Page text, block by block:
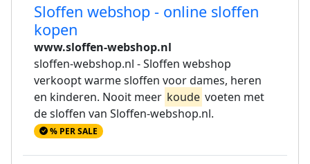
Sloffen webshop - online sloffen
kopen
www.sloffen-webshop.nl
sloffen-webshop.nl - Sloffen webshop
verkoopt warme sloffen voor dames, heren
en kinderen. Nooit meer koude voeten met
de sloffen van Sloffen-webshop.nl.
% PER SALE